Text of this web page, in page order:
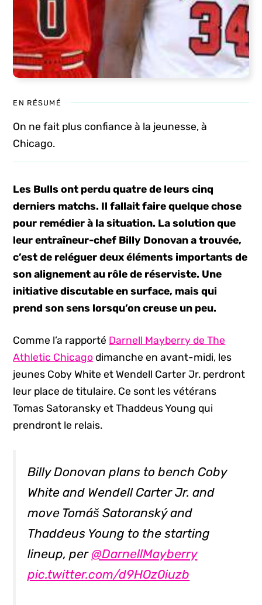
EN RÉSUMÉ
On ne fait plus confiance à la jeunesse, à
Chicago.
Les Bulls ont perdu quatre de leurs cinq
derniers matchs. Il fallait faire quelque chose
pour remédier à la situation. La solution que
leur entraîneur-chef Billy Donovan a trouvée,
c’est de reléguer deux éléments importants de
son alignement au rôle de réserviste. Une
initiative discutable en surface, mais qui
prend son sens lorsqu’on creuse un peu.
Comme l’a rapporté Darnell Mayberry de The
Athletic Chicago dimanche en avant-midi, les
jeunes Coby White et Wendell Carter Jr. perdront
leur place de titulaire. Ce sont les vétérans
Tomas Satoransky et Thaddeus Young qui
prendront le relais.
Billy Donovan plans to bench Coby
White and Wendell Carter Jr. and
move Tomáš Satoranský and
Thaddeus Young to the starting
lineup, per @DarnellMayberry
pic.twitter.com/d9HOz0iuzb